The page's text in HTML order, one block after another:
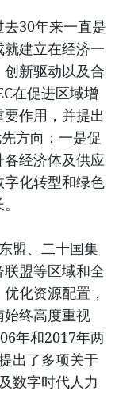
30年来一直是
建立在经济一
新驱动以及合
在促进区域增
作用，并提出
方向：一是促
经济体及供应
化转型和绿色
盟、二十国集
盟等区域和全
化资源配置，
终高度重视
年和2017年两
出了多项关于
数字时代人力